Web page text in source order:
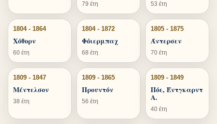
79 έτη 53 έτη
1804 - 1864
Χόθορν
60 έτη
1804 - 1872
Φόιερμπαχ
68 έτη
1805 - 1875
Άντερσεν
70 έτη
1809 - 1847
Μέντελσον
38 έτη
1809 - 1865
Προυντόν
56 έτη
1809 - 1849
Πόε, Έντγκαρντ
Α.
40 έτη